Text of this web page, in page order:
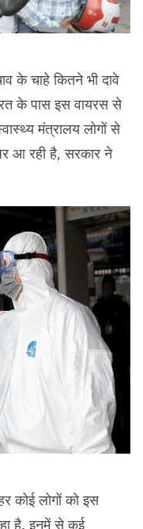
के चाहे कितने भी दावे
के पास इस वायरस से
मंत्रालय लोगों से
आ रही है, सरकार ने
कोई लोगों को इस
है. इनमें से कई